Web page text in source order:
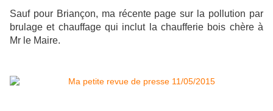
Sauf pour Briançon, ma récente page sur la pollution par
brulage et chauffage qui inclut la chaufferie bois chère à
Mr le Maire.